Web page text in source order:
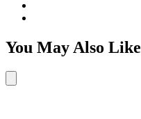
You May Also Like